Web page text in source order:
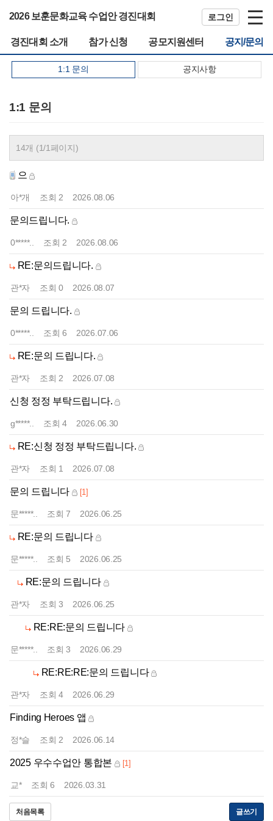
2026 보훈문화교육 수업안 경진대회 로그인
경진대회 소개 참가 신청 공모지원센터 공지/문의
1:1 문의 공지사항
1:1 문의
14개 (1/1페이지)
으
아*개 조회 2 2026.08.06
문의드립니다.
0*****.. 조회 2 2026.08.06
RE:문의드립니다.
관*자 조회0 2026.08.07
문의 드립니다.
0*****.. 조회6 2026.07.06
RE:문의 드립니다.
관*자 조회 2 2026.07.08
신청 정정 부탁드립니다.
g*****.. 조회4 2026.06.30
RE:신청 정정 부탁드립니다.
관*자 조회 1 2026.07.08
문의 드립니다 [1]
문*****.. 조회7 2026.06.25
RE:문의 드립니다
문*****.. 조회 5 2026.06.25
RE:문의 드립니다
관*자 조회3 2026.06.25
RE:RE:문의 드립니다
문*****.. 조회3 2026.06.29
RE:RE:RE:문의 드립니다
관*자 조회4 2026.06.29
Finding Heroes 앱
정*슬 조회 2 2026.06.14
2025 우수수업안 통합본 [1]
교* 조회6 2026.03.31
처음목록 글쓰기